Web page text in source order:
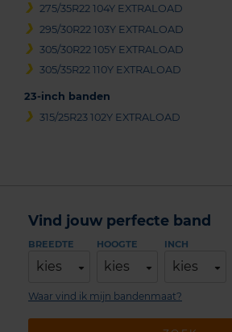
275/35R22 104Y EXTRALOAD
295/30R22 103Y EXTRALOAD
305/30R22 105Y EXTRALOAD
305/35R22 110Y EXTRALOAD
23-inch banden
315/25R23 102Y EXTRALOAD
Vind jouw perfecte band
BREEDTE
kies
HOOGTE
kies
INCH
kies
Waar vind ik mijn bandenmaat?